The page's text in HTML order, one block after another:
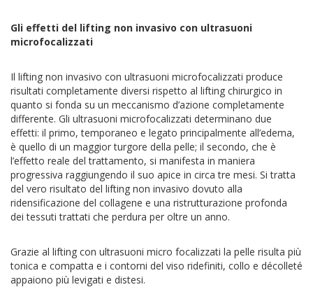
Gli effetti del lifting non invasivo con ultrasuoni
microfocalizzati
Il lifting non invasivo con ultrasuoni microfocalizzati produce
risultati completamente diversi rispetto al lifting chirurgico in
quanto si fonda su un meccanismo d’azione completamente
differente. Gli ultrasuoni microfocalizzati determinano due
effetti: il primo, temporaneo e legato principalmente all’edema,
è quello di un maggior turgore della pelle; il secondo, che è
l’effetto reale del trattamento, si manifesta in maniera
progressiva raggiungendo il suo apice in circa tre mesi. Si tratta
del vero risultato del lifting non invasivo dovuto alla
ridensificazione del collagene e una ristrutturazione profonda
dei tessuti trattati che perdura per oltre un anno.
Grazie al lifting con ultrasuoni micro focalizzati la pelle risulta più
tonica e compatta e i contorni del viso ridefiniti, collo e décolleté
appaiono più levigati e distesi.